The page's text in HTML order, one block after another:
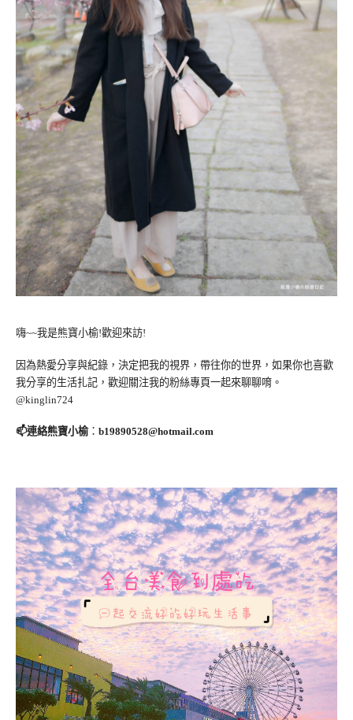
嗨~~我是熊寶小榆!歡迎來訪!
因為熱愛分享與紀錄，決定把我的視界，帶往你的世界，如果你也喜歡
我分享的生活扎記，歡迎關注我的粉絲專頁一起來聊聊唷。
@kinglin724
📫連絡熊寶小榆： b19890528@hotmail.com